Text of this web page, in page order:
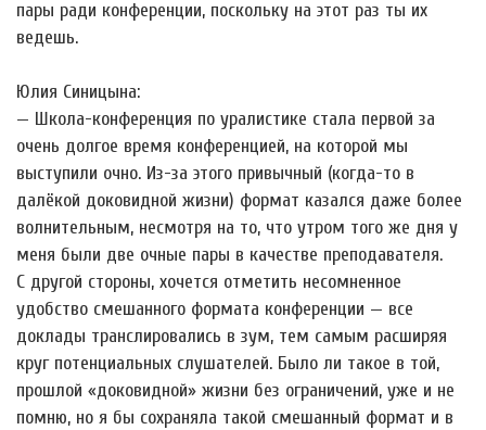
пары ради конференции, поскольку на этот раз ты их
ведешь.
Юлия Синицына:
— Школа-конференция по уралистике стала первой за
очень долгое время конференцией, на которой мы
выступили очно. Из-за этого привычный (когда-то в
далёкой доковидной жизни) формат казался даже более
волнительным, несмотря на то, что утром того же дня у
меня были две очные пары в качестве преподавателя.
С другой стороны, хочется отметить несомненное
удобство смешанного формата конференции — все
доклады транслировались в зум, тем самым расширяя
круг потенциальных слушателей. Было ли такое в той,
прошлой «доковидной» жизни без ограничений, уже и не
помню, но я бы сохраняла такой смешанный формат и в